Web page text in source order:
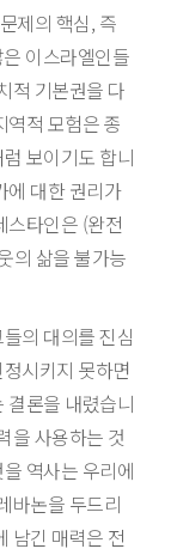
제의 핵심, 즉
이스라엘인들
적 기본권을 다
역적 모험은 종
보이기도 합니
에 대한 권리가
스타인은 (완전
의 삶을 불가능
의 대의를 진심
시키지 못하면
결론을 내렸습니
을 사용하는 것
역사는 우리에
바논을 두드리
남긴 매력은 전